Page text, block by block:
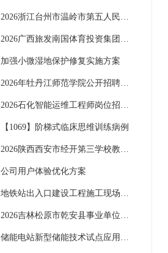
2026浙江台州市温岭市第五人民医院招聘编制外医务人员1人备考题库及答案详解一套
2026广西旅发南国体育投资集团有限公司招聘1人备考题库及完整答案详解一套
加强小微湿地保护修复实施方案
2026年牡丹江师范学院公开招聘事业编制人员69人备考题库（一）及参考答案详解一套
2026石化智能运维工程师岗位招聘备考题库参考答案详解
【1069】阶梯式临床思维训练病例
2026陕西西安市经开第三学校教师招聘备考题库参考答案详解
公司用户体验优化方案
地铁站出入口建设工程施工现场管理实施方案
2026吉林松原市乾安县事业单位专项招聘普通高校毕业生2人备考题库及一套答案详解
储能电站新型储能技术试点应用管理办法